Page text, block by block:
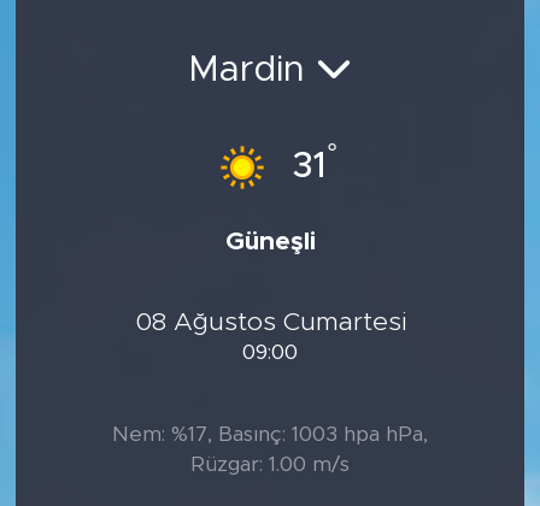
Mardin
31 °
Güneşli
08 Ağustos Cumartesi
09:00
Nem: %17, Basınç: 1003 hpa hPa,
Rüzgar: 1.00 m/s
Sektör